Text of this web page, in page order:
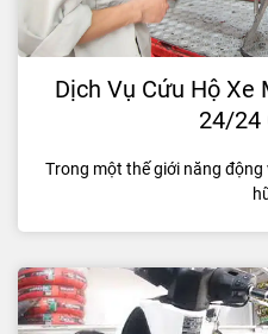
Dịch Vụ Cứu Hộ Xe
24/24
Trong một thế giới năng động